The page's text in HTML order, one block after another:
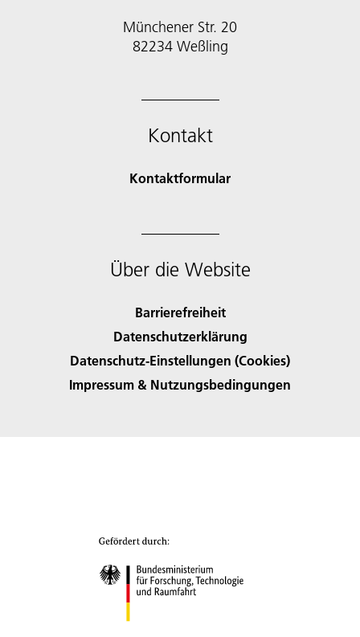
Münchener Str. 20
Kontakt
Kontaktformular
Über die Website
Barrierefreiheit
Datenschutzerklärung
Datenschutz-Einstellungen (Cookies)
Impressum & Nutzungsbedingungen